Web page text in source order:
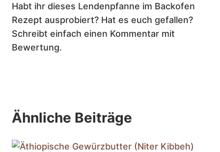
Habt ihr dieses Lendenpfanne im Backofen
Rezept ausprobiert? Hat es euch gefallen?
Schreibt einfach einen Kommentar mit
Bewertung.
Ähnliche Beiträge